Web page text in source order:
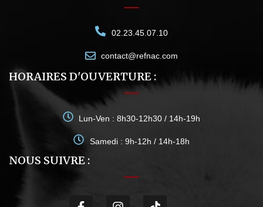
02.23.45.07.10
contact@refnac.com
HORAIRES D'OUVERTURE :
Lun-Ven : 8h30-12h30 / 14h-19h
Samedi : 9h-12h / 14h-18h
NOUS SUIVRE :